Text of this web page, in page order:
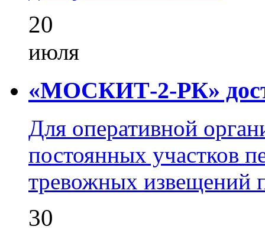
20
июля
«МОСКИТ-2-РК»
Для оперативной
постоянных участков
тревожных извещений
30